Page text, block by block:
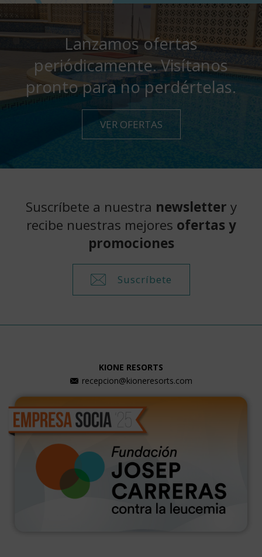
Lanzamos ofertas
periódicamente. Visítanos
pronto para no perdértelas.
VER OFERTAS
Suscríbete a nuestra newsletter y
recibe nuestras mejores ofertas y
promociones
Suscríbete
KIONE RESORTS
recepcion@kioneresorts.com